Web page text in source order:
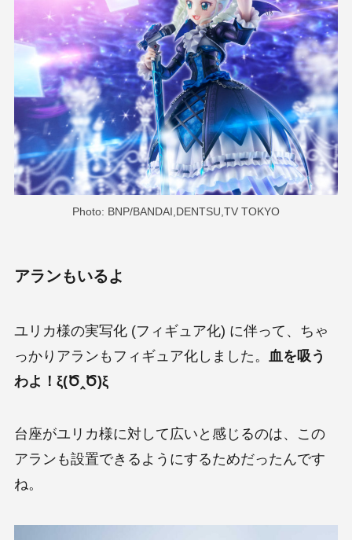
Photo: BNP/BANDAI,DENTSU,TV TOKYO
アランもいるよ
ユリカ様の実写化 (フィギュア化) に伴って、ちゃ
っかりアランもフィギュア化しました。
血を吸う
わよ！ξ(Ծ‸Ծ)ξ
台座がユリカ様に対して広いと感じるのは、この
アランも設置できるようにするためだったんです
ね。